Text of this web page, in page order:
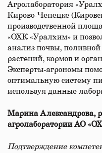
Агролаборатория
Кирово-Чепецке
производственной
«ОХК «Уралхим» и
анализ почвы,
растений, кормов и
Эксперты-агрономы
оптимальную систему
используя данные
Марина Александрова,
агролаборатории АО
Подтверждение